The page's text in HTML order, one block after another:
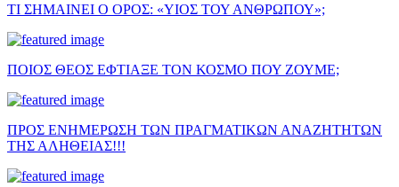
ΤΙ ΣΗΜΑΙΝΕΙ Ο ΟΡΟΣ: «ΥΙΟΣ ΤΟΥ ΑΝΘΡΩΠΟΥ»;
ΠΟΙΟΣ ΘΕΟΣ ΕΦΤΙΑΞΕ ΤΟΝ ΚΟΣΜΟ ΠΟΥ ΖΟΥΜΕ;
ΠΡΟΣ ΕΝΗΜΕΡΩΣΗ ΤΩΝ ΠΡΑΓΜΑΤΙΚΩΝ ΑΝΑΖΗΤΗΤΩΝ
ΤΗΣ ΑΛΗΘΕΙΑΣ!!!